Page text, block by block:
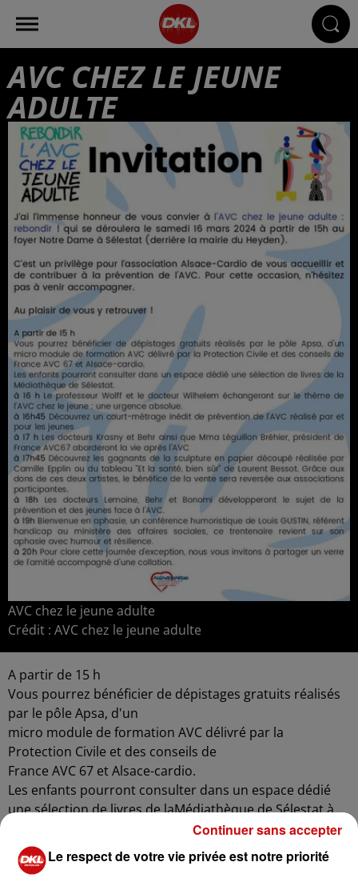
AVC CHEZ LE JEUNE
ADULTE
AVC chez le jeune adulte
Crédit : AVC chez le jeune adulte
A partir de 15 h
Vous pourrez bénéficier de dépistages gratuits réalisés
par le pôle Apsa, d'un
micro module de formation AVC délivré par la
Protection Civile et des conseils de
France AVC 67 et Alsace-cardio.
Les enfants pourront consulter dans un espace dédié
une sélection de livres de laMédiathèque de Sélestat.à
16 h Le professeur Wolff et le docteur Wilhelem
échangeront sur le thème de
l'AVC chez le jeune : une urgence absolue.à 16h45
Le respect de votre vie privée est notre priorité
Continuer sans accepter